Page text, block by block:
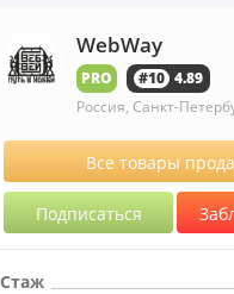
WebWay
PRO #10 4.89
Россия, Санкт-
Все товары
Подписаться
Стаж